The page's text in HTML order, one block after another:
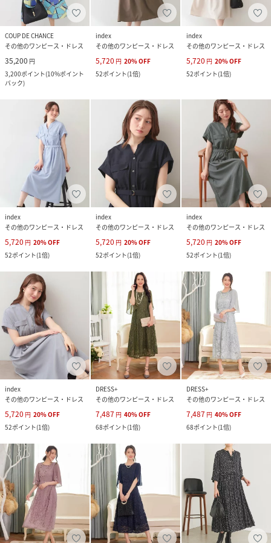
COUP DE CHANCE
その他のワンピース・ドレス
35,200 円
3,200ポイント(10%ポイント
バック)
index
その他のワンピース・ドレス
5,720 円 20%OFF
52ポイント(1倍)
index
その他のワンピース・ドレス
5,720 円 20%OFF
52ポイント(1倍)
index
その他のワンピース・ドレス
5,720 円 20%OFF
52ポイント(1倍)
index
その他のワンピース・ドレス
5,720 円 20%OFF
52ポイント(1倍)
index
その他のワンピース・ドレス
5,720 円 20%OFF
52ポイント(1倍)
index
その他のワンピース・ドレス
5,720 円 20%OFF
52ポイント(1倍)
DRESS+
その他のワンピース・ドレス
7,487 円 40%OFF
68ポイント(1倍)
DRESS+
その他のワンピース・ドレス
7,487 円 40%OFF
68ポイント(1倍)